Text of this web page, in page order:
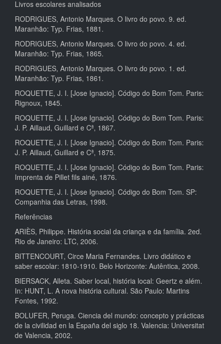
Livros escolares analisados
RODRIGUES, Antonio Marques. O livro do povo. 9. ed.
Maranhão: Typ. Frias, 1881.
RODRIGUES, Antonio Marques. O livro do povo. 4. ed.
Maranhão: Typ. Frias, 1865.
RODRIGUES, Antonio Marques. O livro do povo. 1. ed.
Maranhão: Typ. Frias, 1861.
ROQUETTE, J. I. [Jose Ignacio]. Código do Bom Tom. Paris:
Rignoux, 1845.
ROQUETTE, J. I. [Jose Ignacio]. Código do Bom Tom. Paris:
J. P. Aillaud, Guillard e Cª, 1867.
ROQUETTE, J. I. [Jose Ignacio]. Código do Bom Tom. Paris:
J. P. Aillaud, Guillard e Cª, 1875.
ROQUETTE, J. I. [Jose Ignacio]. Código do Bom Tom. Paris:
Imprenta de Pillet fils ainé, 1876.
ROQUETTE, J. I. [Jose Ignacio]. Código do Bom Tom. SP:
Companhia das Letras, 1998.
Referências
ARIÈS, Philippe. História social da criança e da família. 2ed.
Rio de Janeiro: LTC, 2006.
BITTENCOURT, Circe Maria Fernandes. Livro didático e
saber escolar: 1810-1910. Belo Horizonte: Autêntica, 2008.
BIERSACK, Alleta. Saber local, história local: Geertz e além.
In: HUNT, L. A nova história cultural. São Paulo: Martins
Fontes, 1992.
BOLUFER, Peruga. Ciencia del mundo: concepto y prácticas
de la civilidad en la España del siglo 18. Valencia: Universitat
de Valencia, 2002.